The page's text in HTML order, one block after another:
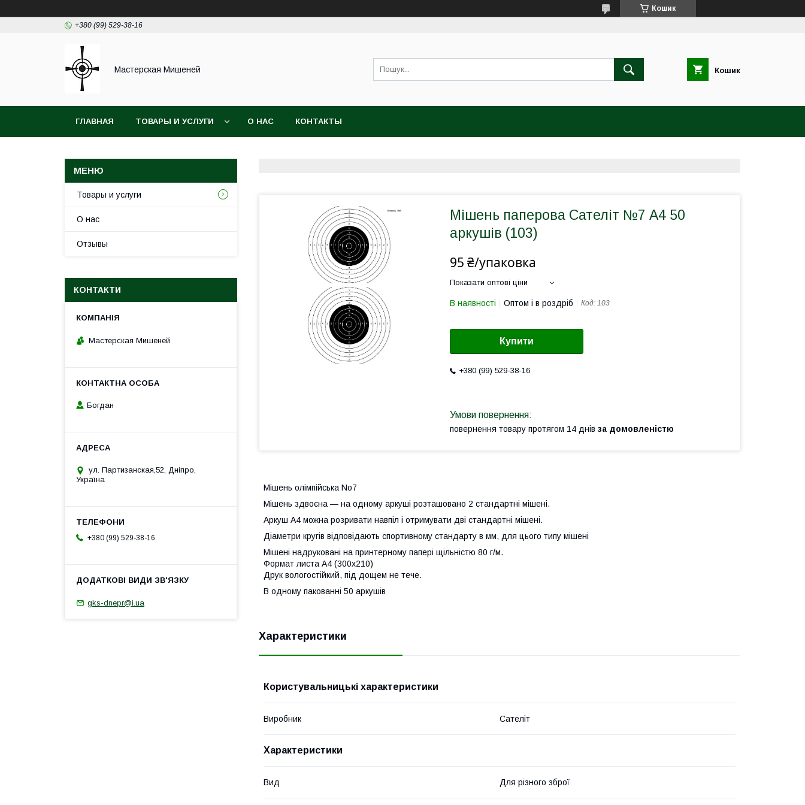
Кошик
+380 (99) 529-38-16
Мастерская Мишеней Кошик
ГЛАВНАЯ ТОВАРЫ И УСЛУГИ О НАС КОНТАКТЫ
Мішень паперова Сателіт №7 А4 50
аркушів (103)
95 ₴/упаковка
Показати оптові ціни
В наявності Оптом і в роздріб Код: 103
Купити
+380 (99) 529-38-16
повернення товару протягом 14 днів за домовленістю
Мішень олімпійська No7
Мішень здвоєна — на одному аркуші розташовано 2 стандартні мішені.
Аркуш А4 можна розривати навпіл і отримувати дві стандартні мішені.
Діаметри кругів відповідають спортивному стандарту в мм, для цього типу мішені
Мішені надруковані на принтерному папері щільністю 80 г/м.
Формат листа А4 (300х210)
Друк вологостійкий, під дощем не тече.
В одному пакованні 50 аркушів
Характеристики
Користувальницькі характеристики
Виробник Сателіт
Характеристики
Вид Для різного зброї
Товары и услуги
О нас
Отзывы
КОНТАКТИ
Мастерская Мишеней
Богдан
ул. Партизанская,52, Дніпро,
Україна
+380 (99) 529-38-16
gks-dnepr@i.ua